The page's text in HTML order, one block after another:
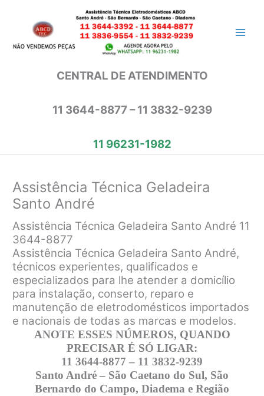
conteúdo
CENTRAL DE ATENDIMENTO
11 3644-8877 – 11 3832-9239
11 96231-1982
Assistência Técnica Geladeira
Santo André
Assistência Técnica Geladeira Santo André 11
3644-8877
Assistência Técnica Geladeira Santo André,
técnicos experientes, qualificados e
especializados para lhe atender a domicílio
para instalação, conserto, reparo e
manutenção de eletrodomésticos importados
e nacionais de todas as marcas e modelos.
ANOTE ESSES NÚMEROS, QUANDO
PRECISAR É SÓ LIGAR:
11 3644-8877 – 11 3832-9239
Santo André – São Caetano do Sul, São
Bernardo do Campo, Diadema e Região